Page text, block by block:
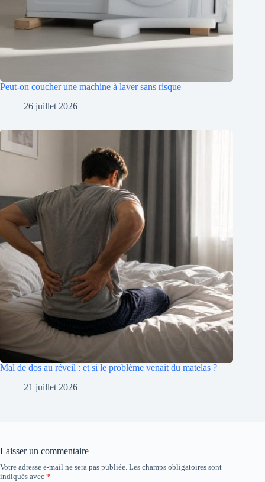
Peut-on coucher une machine à laver sans risque
26 juillet 2026
Mal de dos au réveil : et si le problème venait du matelas ?
21 juillet 2026
Laisser un commentaire
Votre adresse e-mail ne sera pas publiée. Les champs obligatoires sont
indiqués avec *